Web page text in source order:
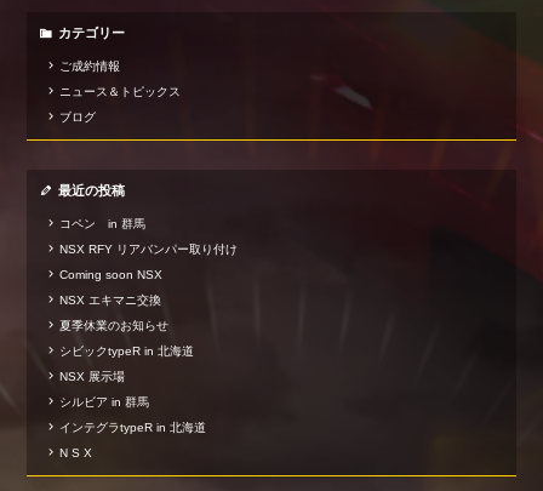
カテゴリー
ご成約情報
ニュース＆トピックス
ブログ
最近の投稿
コペン in 群馬
NSX RFY リアバンパー取り付け
Coming soon NSX
NSX エキマニ交換
夏季休業のお知らせ
シビックtypeR in 北海道
NSX 展示場
シルビア in 群馬
インテグラtypeR in 北海道
N S X